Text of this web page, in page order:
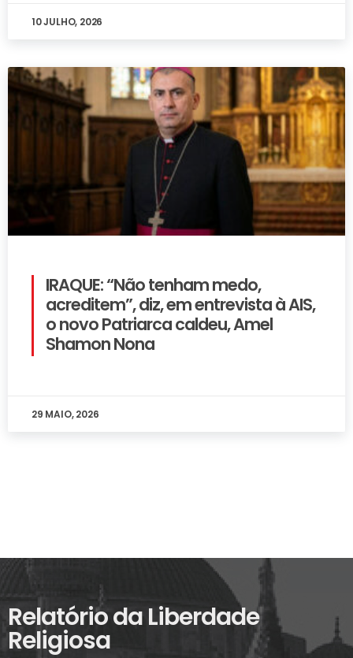
10 JULHO, 2026
IRAQUE: “Não tenham medo,
acreditem”, diz, em entrevista à AIS,
o novo Patriarca caldeu, Amel
Shamon Nona
29 MAIO, 2026
Relatório da Liberdade
Religiosa